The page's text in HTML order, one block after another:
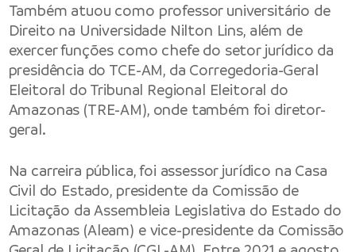
Também atuou como professor universitário de
Direito na Universidade Nilton Lins, além de
exercer funções como chefe do setor jurídico da
presidência do TCE-AM, da Corregedoria-Geral
Eleitoral do Tribunal Regional Eleitoral do
Amazonas (TRE-AM), onde também foi diretor-
geral.
Na carreira pública, foi assessor jurídico na Casa
Civil do Estado, presidente da Comissão de
Licitação da Assembleia Legislativa do Estado do
Amazonas (Aleam) e vice-presidente da Comissão